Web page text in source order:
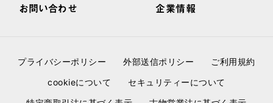
お問い合わせ 企業情報
プライバシーポリシー 外部送信ポリシー
ご利用規約
cookieについて
セキュリティーについて